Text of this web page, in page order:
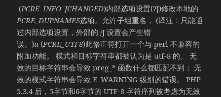
(PCRE_INFO_JCHANGED)内部选项设置(?J)修改本地的
PCRE_DUPNAMES选项。允许子组重名， (译注：只能通
过内部选项设置，外部的 /J 设置会产生错
误。)u (PCRE_UTF8)此修正符打开一个与 perl 不兼容的
附加功能。 模式和目标字符串都被认为是 utf-8 的。 无
效的目标字符串会导致 preg_* 函数什么都匹配不到； 无
效的模式字符串会导致 E_WARNING 级别的错误。 PHP
5.3.4 后，5字节和6字节的 UTF-8 字符序列被考虑为无效